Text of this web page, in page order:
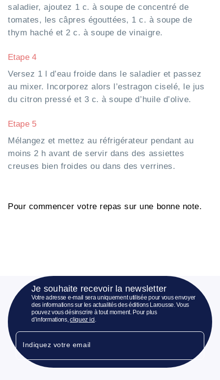
saladier, ajoutez 1 c. à soupe de concentré de
tomates, les câpres égouttées, 1 c. à soupe de
thym haché et 2 c. à soupe de vinaigre.
Etape 4
Versez 1 l d’eau froide dans le saladier et passez
au mixer. Incorporez alors l’estragon ciselé, le jus
du citron pressé et 3 c. à soupe d’huile d’olive.
Etape 5
Mélangez et mettez au réfrigérateur pendant au
moins 2 h avant de servir dans des assiettes
creuses bien froides ou dans des verrines.
Pour commencer votre repas sur une bonne note.
Je souhaite recevoir la newsletter
Votre adresse e-mail sera uniquement utilisée pour vous envoyer
des informations sur les actualités des éditions Larousse. Vous
pouvez vous désinscrire à tout moment. Pour plus
d’informations,cliquez ici.
Indiquez votre email